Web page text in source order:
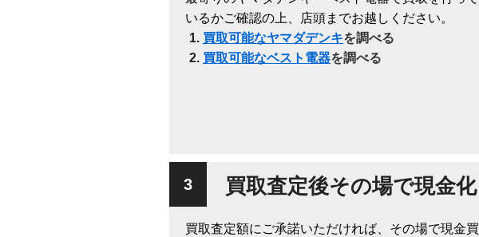
いるかご確認の上、店頭までお越しください。
買取可能なヤマダデンキを調べる
買取可能なベスト電器を調べる
買取査定後その場で現金化
買取査定額にご承諾いただければ、その場で現金買